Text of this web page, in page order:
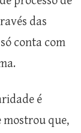
das
conta com
é
mostrou que,